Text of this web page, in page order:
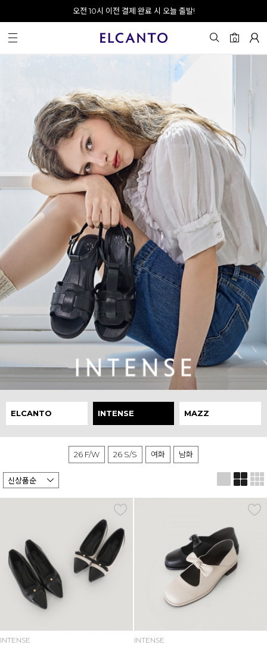
오전 10시 이전 결제 완료 시 오늘 출발!
회원가입 시 최대 20% 쿠폰 지급
0
ELCANTO INTENSE MAZZ
26 F/W 26 S/S 여화 남화
INTENSE
INTENSE